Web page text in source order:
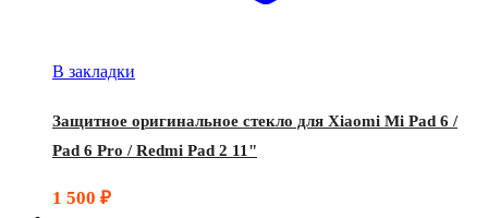
В закладки
Защитное оригинальное стекло для Xiaomi Mi Pad 6 /
Pad 6 Pro / Redmi Pad 2 11"
1 500 ₽